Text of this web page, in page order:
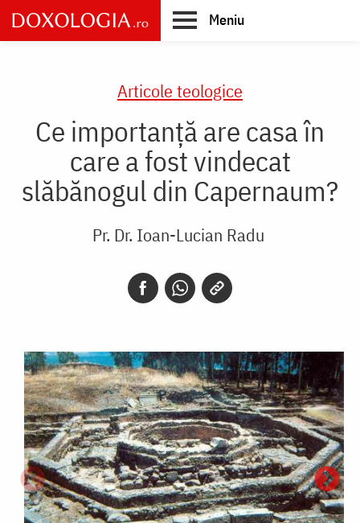
Skip
to
main
Meniu
Articole teologice
Ce importanță are casa în
care a fost vindecat
slăbănogul din Capernaum?
Pr. Dr. Ioan-Lucian Radu